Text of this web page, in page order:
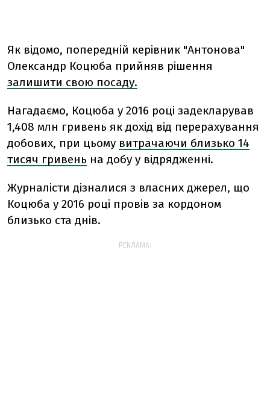
Як відомо, попередній керівник "Антонова"
Олександр Коцюба прийняв рішення
залишити свою посаду.
Нагадаємо, Коцюба у 2016 році задекларував
1,408 млн гривень як дохід від перерахування
добових, при цьому витрачаючи близько 14
тисяч гривень на добу у відрядженні.
Журналісти дізналися з власних джерел, що
Коцюба у 2016 році провів за кордоном
близько ста днів.
РЕКЛАМА: